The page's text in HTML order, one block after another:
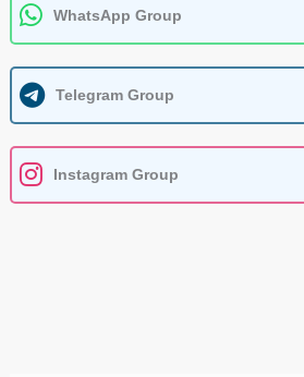
WhatsApp Group
Telegram Group
Instagram Group